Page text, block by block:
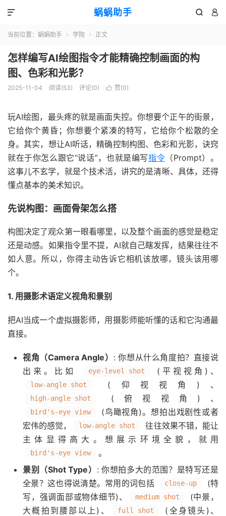
蜗蜗助手  

当前位置： 蜗蜗助手  学院  正文
怎样编写AI绘图指令才能精确控制画面的构
图、色彩和光影？
2025-11-04 阅读(53) 评论(0)  赞(0)
玩AI绘图，最头疼的就是画面失控。你想要个正午的街景，
它给你个黄昏；你想要个紧凑的特写，它给你个松散的全
身。其实，想让AI听话，精确控制构图、色彩和光影，诀窍
就在于你怎么跟它“说话”，也就是编写指令 （Prompt）。
这事儿不玄学，就是个技术活，讲究的是清晰、具体，还得
懂点基本的美术知识。
先说构图：画面骨架怎么搭
构图决定了观众第一眼看哪里，以及整个画面的感觉是稳定
还是动感。如果指令里不提，AI就自己瞎发挥，结果往往不
如人意。所以，你得主动告诉它相机该放哪，镜头该用哪
个。
1. 用摄影术语定义视角和景别
把AI当成一个虚拟摄影师，用摄影师能听懂的话和它沟通最
直接。
视角（Camera Angle） : 你想从什么角度拍？直接说
出来。比如
eye-level shot (平视视角)、
low-angle shot (仰视视角)、
high-angle shot (俯视视角)、
bird's-eye view
(鸟瞰视角)。想拍出戏剧性或者
宏伟的感觉，
low-angle shot
往往效果不错，能让
主体显得高大。想展示环境全貌，就用
bird's-eye view
。
景别（Shot Type） : 你想拍多大的范围？是特写还是
全景？这也得说清楚。常用的词包括
close-up
(特
写，强调面部或物体细节)、
medium shot
(中景，
大概拍到腰部以上)、
full shot (全身镜头)、